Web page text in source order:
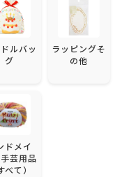
ルバッ
グ
ラッピングそ
の他
ドメイ
手芸用品
べて）